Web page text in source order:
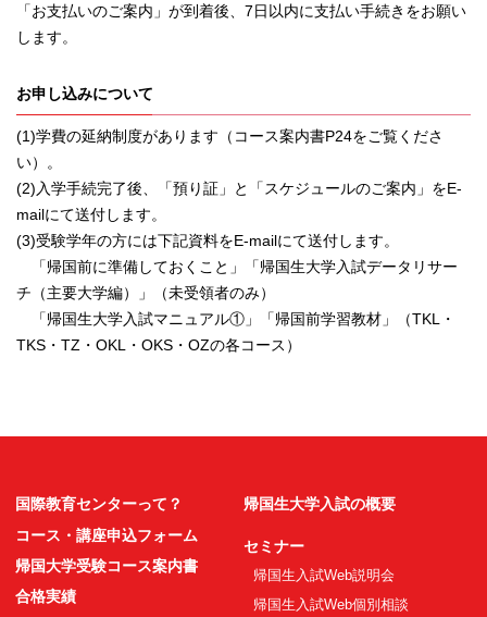
「お支払いのご案内」が到着後、7日以内に支払い手続きをお願い
します。
お申し込みについて
(1)学費の延納制度があります（コース案内書P24をご覧くださ
い）。
(2)入学手続完了後、「預り証」と「スケジュールのご案内」をE-
mailにて送付します。
(3)受験学年の方には下記資料をE-mailにて送付します。
「帰国前に準備しておくこと」「帰国生大学入試データリサー
チ（主要大学編）」（未受領者のみ）
「帰国生大学入試マニュアル①」「帰国前学習教材」（TKL・
TKS・TZ・OKL・OKS・OZの各コース）
国際教育センターって？
コース・講座申込フォーム
帰国大学受験コース案内書
合格実績
帰国生大学入試の概要
セミナー
帰国生入試Web説明会
帰国生入試Web個別相談